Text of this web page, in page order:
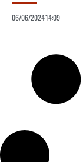
06/06/202414:09